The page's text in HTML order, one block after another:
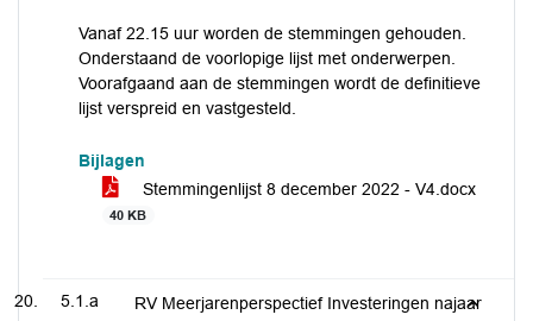
Vanaf 22.15 uur worden de stemmingen gehouden.
Onderstaand de voorlopige lijst met onderwerpen.
Voorafgaand aan de stemmingen wordt de definitieve
lijst verspreid en vastgesteld.
Bijlagen
Stemmingenlijst 8 december 2022 - V4.docx
40 KB
5.1.a
RV Meerjarenperspectief Investeringen najaar